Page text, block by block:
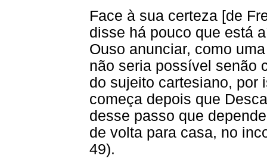
Face à sua certeza [de
disse há pouco que está
Ouso anunciar, como
não seria possível senão
do sujeito cartesiano, por
começa depois que
desse passo que
de volta para casa, no
49).